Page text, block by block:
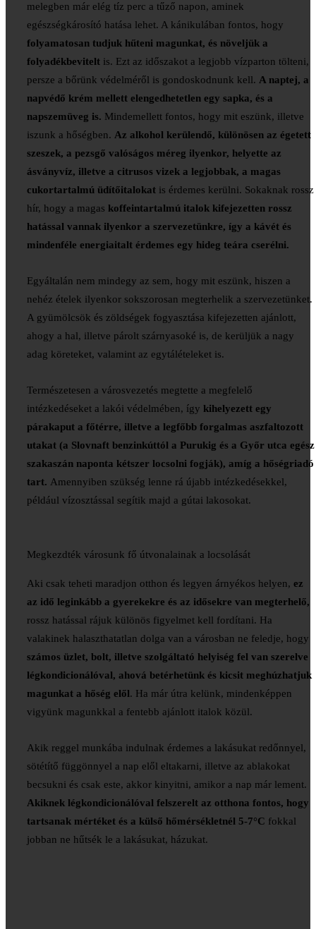
melegben már elég tíz perc a tűző napon, aminek
egészségkárosító hatása lehet. A kánikulában fontos, hogy
folyamatosan tudjuk hűteni magunkat, és növeljük a
folyadékbevitelt is. Ezt az időszakot a legjobb vízparton tölteni,
persze a bőrünk védelméről is gondoskodnunk kell. A naptej, a
napvédő krém mellett elengedhetetlen egy sapka, és a
napszemüveg is. Mindemellett fontos, hogy mit eszünk, illetve
iszunk a hőségben. Az alkohol kerülendő, különösen az égetett
szeszek, a pezsgő valóságos méreg ilyenkor, helyette az
ásványvíz, illetve a citrusos vizek a legjobbak, a magas
cukortartalmú üdítőitalokat is érdemes kerülni. Sokaknak rossz
hír, hogy a magas koffeintartalmú italok kifejezetten rossz
hatással vannak ilyenkor a szervezetünkre, így a kávét és
mindenféle energiaitalt érdemes egy hideg teára cserélni.
Egyáltalán nem mindegy az sem, hogy mit eszünk, hiszen a
nehéz ételek ilyenkor sokszorosan megterhelik a szervezetünket.
A gyümölcsök és zöldségek fogyasztása kifejezetten ajánlott,
ahogy a hal, illetve párolt szárnyasoké is, de kerüljük a nagy
adag köreteket, valamint az egytálételeket is.
Természetesen a városvezetés megtette a megfelelő
intézkedéseket a lakói védelmében, így kihelyezett egy
párakaput a főtérre, illetve a legfőbb forgalmas aszfaltozott
utakat (a Slovnaft benzinkúttól a Purukig és a Győr utca egész
szakaszán naponta kétszer locsolni fogják), amíg a hőségriadó
tart. Amennyiben szükség lenne rá újabb intézkedésekkel,
például vízosztással segítik majd a gútai lakosokat.
Megkezdték városunk fő útvonalainak a locsolását
Aki csak teheti maradjon otthon és legyen árnyékos helyen, ez
az idő leginkább a gyerekekre és az idősekre van megterhelő,
rossz hatással rájuk különös figyelmet kell fordítani. Ha
valakinek halaszthatatlan dolga van a városban ne feledje, hogy
számos üzlet, bolt, illetve szolgáltató helyiség fel van szerelve
légkondicionálóval, ahová betérhetünk és kicsit meghúzhatjuk
magunkat a hőség elől. Ha már útra kelünk, mindenképpen
vigyünk magunkkal a fentebb ajánlott italok közül.
Akik reggel munkába indulnak érdemes a lakásukat redőnnyel,
sötétítő függönnyel a nap elől eltakarni, illetve az ablakokat
becsukni és csak este, akkor kinyitni, amikor a nap már lement.
Akiknek légkondicionálóval felszerelt az otthona fontos, hogy
tartsanak mértéket és a külső hőmérsékletnél 5-7°C fokkal
jobban ne hűtsék le a lakásukat, házukat.